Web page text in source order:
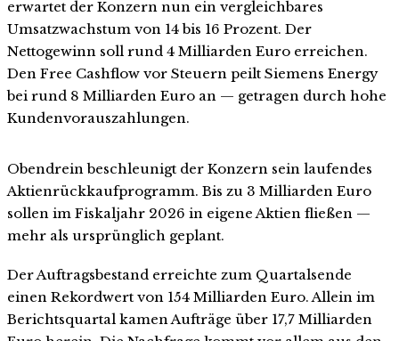
erwartet der Konzern nun ein vergleichbares
Umsatzwachstum von 14 bis 16 Prozent. Der
Nettogewinn soll rund 4 Milliarden Euro erreichen.
Den Free Cashflow vor Steuern peilt Siemens Energy
bei rund 8 Milliarden Euro an — getragen durch hohe
Kundenvorauszahlungen.
Obendrein beschleunigt der Konzern sein laufendes
Aktienrückkaufprogramm. Bis zu 3 Milliarden Euro
sollen im Fiskaljahr 2026 in eigene Aktien fließen —
mehr als ursprünglich geplant.
Der Auftragsbestand erreichte zum Quartalsende
einen Rekordwert von 154 Milliarden Euro. Allein im
Berichtsquartal kamen Aufträge über 17,7 Milliarden